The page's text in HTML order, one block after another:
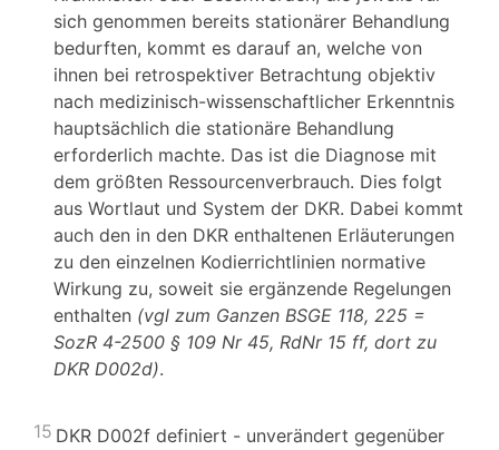
sich genommen bereits stationärer Behandlung
bedurften, kommt es darauf an, welche von
ihnen bei retrospektiver Betrachtung objektiv
nach medizinisch-wissenschaftlicher Erkenntnis
hauptsächlich die stationäre Behandlung
erforderlich machte. Das ist die Diagnose mit
dem größten Ressourcenverbrauch. Dies folgt
aus Wortlaut und System der DKR. Dabei kommt
auch den in den DKR enthaltenen Erläuterungen
zu den einzelnen Kodierrichtlinien normative
Wirkung zu, soweit sie ergänzende Regelungen
enthalten (vgl zum Ganzen BSGE 118, 225 =
SozR 4-2500 § 109 Nr 45, RdNr 15 ff, dort zu
DKR D002d).
15 DKR D002f definiert - unverändert gegenüber